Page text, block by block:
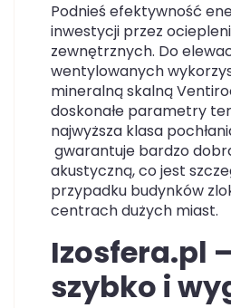
Podnieś efektywność
inwestycji przez
zewnętrznych. Do
wentylowanych
mineralną skalną
doskonałe parametry
najwyższa klasa
gwarantuje bardzo
akustyczną, co jest
przypadku budynków
centrach dużych miast.
Izosfera.pl
szybko i